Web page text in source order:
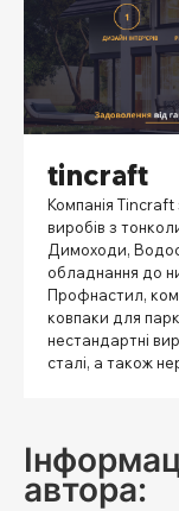
tincraft
Компанія
виробів з
Димоходи,
обладнання до
Профнастил,
ковпаки для
нестандартні
сталі, а також
автора: